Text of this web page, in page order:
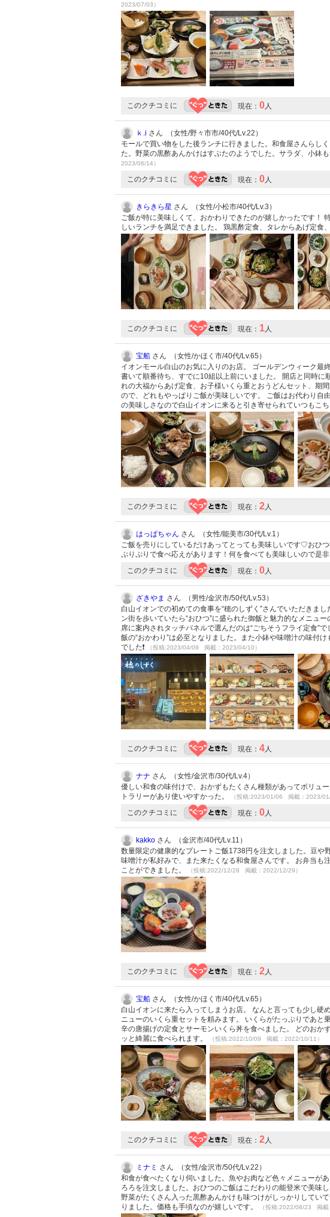
2023/07/03）
このクチコミに 現在： 0人
ｋ.i さん （女性/野々市市/40代/Lv.22）
モールで買い物をした後ランチに行きました。和食屋さんらし
た。野菜の黒酢あんかけはすぶたのようでした。サラダ、小鉢
2023/06/14）
このクチコミに 現在： 0人
きらきら星 さん （女性/小松市/40代/Lv.3）
ご飯が特に美味しくて、おかわりできたのが嬉しかったです！
しいランチを満足できました。 鶏黒酢定食、タレからあげ定食
このクチコミに 現在： 1人
宝船 さん （女性/かほく市/40代/Lv.65）
イオンモール白山のお気に入りのお店。 ゴールデンウィーク
書いて順番待ち、すでに10組以上前にいました。 開店と同時
れの大福からあげ定食、お子様いくら重とおうどんセット、期
ので、どれもやっぱりご飯が美味しいです。 ご飯はお代わり
の美味しさなので白山イオンに来ると引き寄せられていつもこ
このクチコミに 現在： 2人
はっぱちゃん さん （女性/能美市/30代/Lv.1）
ご飯を売りにしているだけあってとっても美味しいです♡おひ
ぷりぷりで食べ応えがあります！何を食べても美味しいので是
このクチコミに 現在： 0人
ざきやま さん （男性/金沢市/50代/Lv.53）
白山イオンでの初めての食事を“穂のしずく”さんでいただきま
ン街を歩いていたら“おひつ”に盛られた御飯と魅力的なメニュ
席に案内されタッチパネルで選んだのは“ごちそうフライ定食”
飯の“おかわり”は必至となりました。また小鉢や味噌汁の味付
でした❗
（投稿:2023/04/09 掲載：2023/04/10）
このクチコミに 現在： 4人
ナナ さん （女性/金沢市/30代/Lv.4）
優しい和食の味付けで、おかずもたくさん種類があってボリュ
トラリーがあり使いやすかった。
（投稿:2023/01/06 掲載：2023/01/
このクチコミに 現在： 0人
kakko さん （金沢市/40代/Lv.11）
数量限定の健康的なプレートご飯1738円を注文しました。豆や
味噌汁が私好みで、また来たくなる和食屋さんです。 お弁当も
ことができました。
（投稿:2022/12/28 掲載：2022/12/29）
このクチコミに 現在： 2人
宝船 さん （女性/かほく市/40代/Lv.65）
白山イオンに来たら入ってしまうお店。 なんと言っても少し硬
ニューのいくら重セットを頼みます。 いくらがたっぷりであ
辛の唐揚げの定食とサーモンいくら丼を食べました。 どのおか
ッと綺麗に食べられます。
（投稿:2022/10/09 掲載：2022/10/11）
このクチコミに 現在： 2人
ミナミ さん （女性/金沢市/50代/Lv.22）
和食が食べたくなり伺いました。魚やお肉など色々メニューが
ろろを注文しました。おひつのご飯はこだわりの能登米で美味
野菜がたくさん入った黒酢あんかけも味つけがしっかりしてい
りました。価格も手頃なのが嬉しいです。
（投稿:2022/08/23 掲載